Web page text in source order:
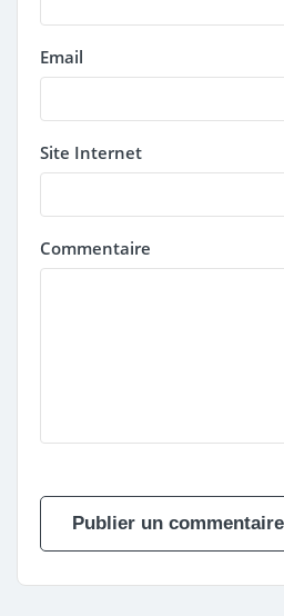
Email
Site Internet
Commentaire